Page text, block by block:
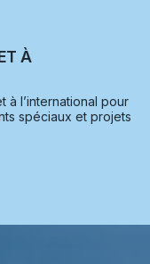
À
à l’international pour
spéciaux et projets